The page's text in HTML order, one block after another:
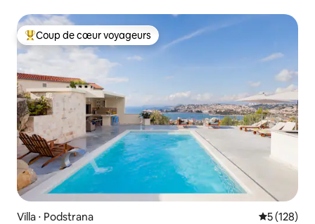
Coups de cœur voyageurs les plus appréciés
Coup de cœur voyageurs
Villa ⋅ Podstrana Évaluation
5 (128)